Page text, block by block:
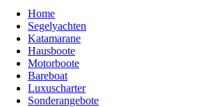
Home
Segelyachten
Katamarane
Hausboote
Motorboote
Bareboat
Luxuscharter
Sonderangebote